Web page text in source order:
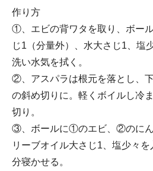
作り方
①、エビの背ワタを取り、ボー
じ1（分量外）、水大さじ1、塩
洗い水気を拭く。
②、アスパラは根元を落とし、
の斜め切りに。軽くボイルし冷
切り。
③、ボールに①のエビ、②のにん
リーブオイル大さじ1、塩少々
分寝かせる。